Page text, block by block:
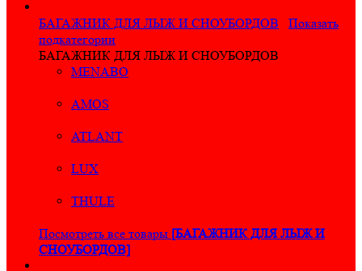
БАГАЖНИК ДЛЯ ЛЫЖ И СНОУБОРДОВ
Показать
подкатегории
БАГАЖНИК ДЛЯ ЛЫЖ И СНОУБОРДОВ
MENABO
AMOS
ATLANT
LUX
THULE
Посмотреть все товары [БАГАЖНИК ДЛЯ ЛЫЖ И
СНОУБОРДОВ]